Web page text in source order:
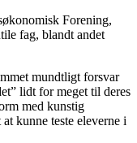
Forening,
fag, blandt andet
mundtligt forsvar
lidt for meget til deres
med kunstig
kunne teste eleverne i